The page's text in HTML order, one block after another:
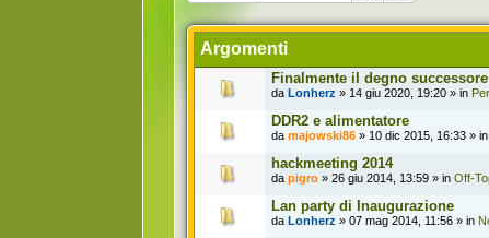
Argomenti
Finalmente il degno
da Lonherz » 14 giu 2020, 19:20 » in
DDR2 e alimentatore
da majowski86 » 10 dic 2015, 16:33 » in
hackmeeting 2014
da pigro » 26 giu 2014, 13:59 » in Off-
Lan party di Inaugurazione
da Lonherz » 07 mag 2014, 11:56 » in